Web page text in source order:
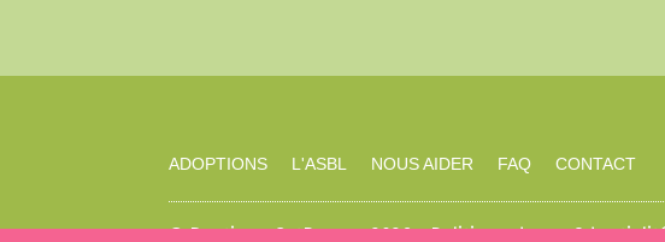
ADOPTIONS L'ASBL NOUS AIDER FAQ CONTACT
© Boutique CatRescue 2026 -Politique de